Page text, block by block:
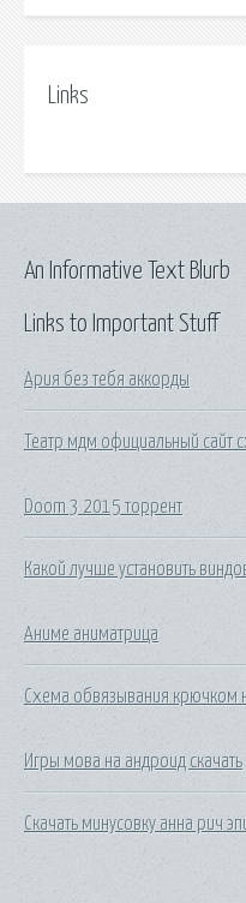
Links
Links to Important Stuff
Ария без тебя аккорды
Театр мдм официальный сайт
Doom 3 2015 торрент
Какой лучше установить
Аниме аниматрица
Схема обвязывания крючком
Игры мова на андроид скачать
Скачать минусовку анна рич
An Informative Text Blurb